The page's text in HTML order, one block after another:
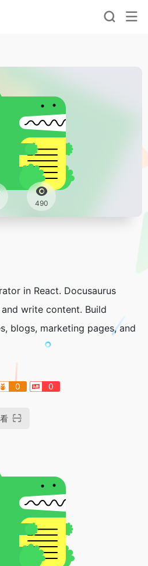
490
in React. Docusaurus
write content. Build
blogs, marketing pages, and
0 0